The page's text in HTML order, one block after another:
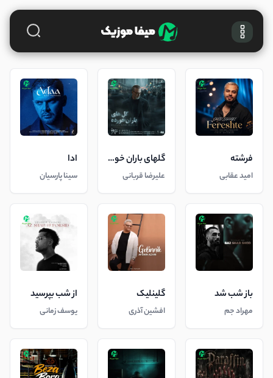
فرشته
امید عقابی
گلهای باران خورده
علیرضا قربانی
ادا
سینا پارسیان
باز شب شد
مهراد جم
گلینلیک
افشین آذری
از شب بپرسید
یوسف زمانی